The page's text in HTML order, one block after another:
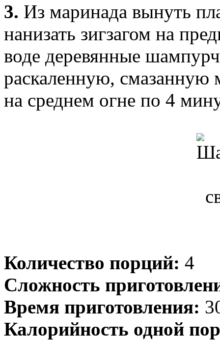
3. Из маринада вынуть
нанизать зигзагом на
воде деревянные
раскаленную, смазанную
на среднем огне по 4
Количество порций: 4
Сложность
Время приготовления:
Калорийность одной